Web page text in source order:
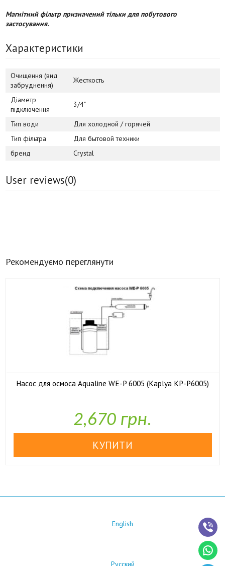
Магнітний фільтр призначений тільки для побутового
застосування.
Характеристики
Очищення (вид
забруднення)
Жесткость
Діаметр
підключення
3/4"
Тип води
Для холодной / горячей
Тип фільтра
Для бытовой техники
бренд
Crystal
User reviews(0)
Рекомендуємо переглянути
Насос для осмоса Aqualine WE-P 6005 (Kaplya KP-P6005)
2,670 грн.
English
Русский